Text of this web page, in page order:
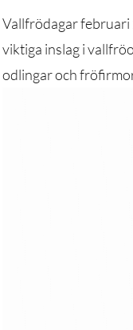
Vallfrödagar februari
viktiga inslag i
odlingar och